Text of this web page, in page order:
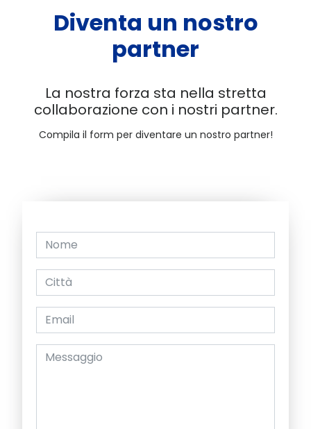
Diventa un nostro
partner
La nostra forza sta nella stretta
collaborazione con i nostri partner.
Compila il form per diventare un nostro partner!